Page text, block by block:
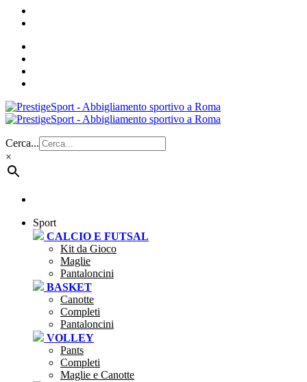
Cerca...
×
Sport
CALCIO E FUTSAL
Kit da Gioco
Maglie
Pantaloncini
BASKET
Canotte
Completi
Pantaloncini
VOLLEY
Pants
Completi
Maglie e Canotte